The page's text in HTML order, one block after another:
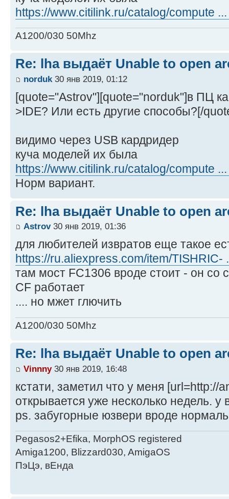
https://www.citilink.ru/catalog/compute
A1200/030 50Mhz
Re: lha выдаёт Unable to open
norduk 30 янв 2019, 01:12
[quote="Astrov"][quote="norduk"]в ПЦ
>IDE? Или есть другие способы?[/
видимо через USB кардридер
куча моделей их была
https://www.citilink.ru/catalog/compute
Норм вариант.
Re: lha выдаёт Unable to open
Astrov30 янв 2019, 01:36
для любителей извратов еще такое
https://ru.aliexpress.com/item/TISHRIC-
там мост FC1306 вроде стоит - он со
CF работает
.... но мжет глючить
A1200/030 50Mhz
Re: lha выдаёт Unable to open
Vinnny30 янв 2019, 16:48
кстати, заметил что у меня [url=http://
открывается уже несколько недель. у
ps. забугорные юзвери вроде
Pegasos2+Efika, MorphOS registered
Amiga1200, Blizzard030, AmigaOS
ПэЦэ, вЕнда